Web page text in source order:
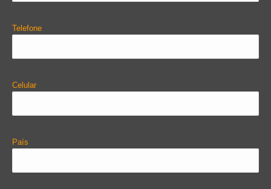
Telefone
Celular
País